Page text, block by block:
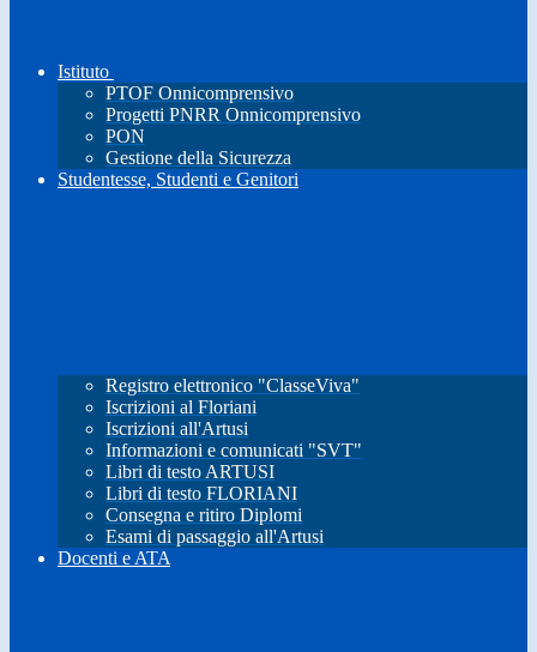
Istituto
PTOF Onnicomprensivo
Progetti PNRR Onnicomprensivo
PON
Gestione della Sicurezza
Studentesse, Studenti e Genitori
Registro elettronico "ClasseViva"
Iscrizioni al Floriani
Iscrizioni all'Artusi
Informazioni e comunicati "SVT"
Libri di testo ARTUSI
Libri di testo FLORIANI
Consegna e ritiro Diplomi
Esami di passaggio all'Artusi
Docenti e ATA